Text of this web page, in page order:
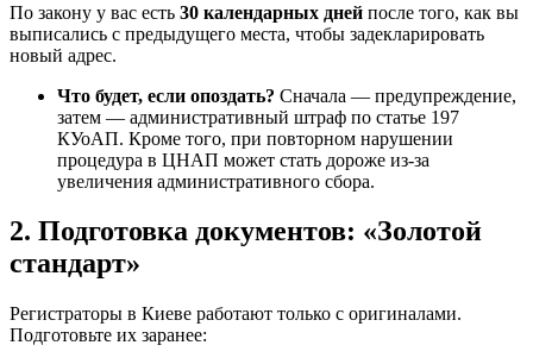
По закону у вас есть 30 календарных дней после того, как вы
выписались с предыдущего места, чтобы задекларировать
новый адрес.
Что будет, если опоздать? Сначала — предупреждение,
затем — административный штраф по статье 197
КУоАП. Кроме того, при повторном нарушении
процедура в ЦНАП может стать дороже из-за
увеличения административного сбора.
2. Подготовка документов: «Золотой
стандарт»
Регистраторы в Киеве работают только с оригиналами.
Подготовьте их заранее: